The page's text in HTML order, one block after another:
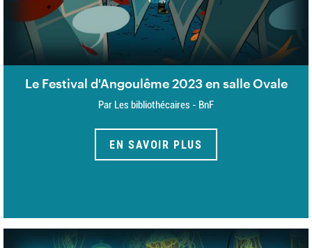
Le Festival d'Angoulême 2023 en salle Ovale
Par Les bibliothécaires - BnF
EN SAVOIR PLUS